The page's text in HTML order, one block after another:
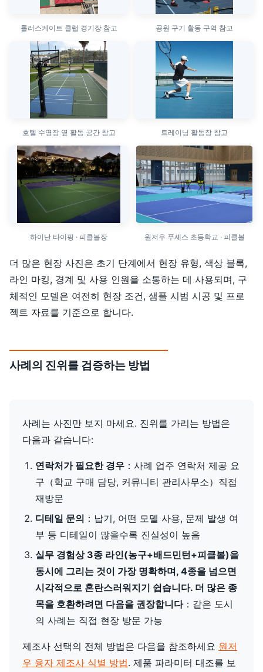
롤러스케이트 클럽 경기장 참고 공원 구기 활동 구역 참고
호텔 수영장 옆 활동 공간 참고 트레이닝 활동장 참고
하이난 타이핑 · 피클볼장 원저우 푸셰스 초등학교 · 피클볼
더 많은 현장 사진은 초기 단계에서 현장 유형, 색상 블록,
라인 마킹, 경계 및 사용 인원을 소통하는 데 사용되며, 구
체적인 모델은 여전히 현장 조건, 샘플 시범 시공 및 프로
젝트 자료를 기준으로 합니다.
사례의 진위를 검증하는 방법
사례는 사진만 보지 마세요. 진위를 가리는 방법은
다음과 같습니다:
연락처가 필요한 경우 ：사례 업주 연락처 제공 요
구（학교 구매 담당, 커뮤니티 관리사무소）직접
재방문
디테일 문의 ：납기, 어떤 모델 사용, 문제 발생 여
부 등 디테일이 많을수록 진실성이 높음
실무 경험상 3종 라인(농구+배드민턴+피클볼)을
동시에 그리는 것이 가장 명확하며, 4종을 넘으면
시각적으로 혼란스러워지기 쉽습니다. 더 많은 종
목을 호환하려면 다음을 권장합니다：같은 도시
의 사례는 직접 현장 방문 가능
제조사 선택의 전체 방법은 다음을 참조하세요 원저
우 융자 제조사 식별 방법. 제품 파라미터 대조를 보